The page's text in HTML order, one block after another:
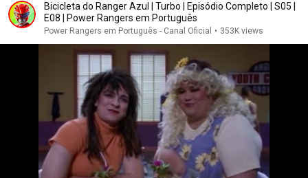
Bicicleta do Ranger Azul | Turbo | Episódio Completo | S05 |
E08 | Power Rangers em Português
Power Rangers em Português - Canal Oficial • 353K views